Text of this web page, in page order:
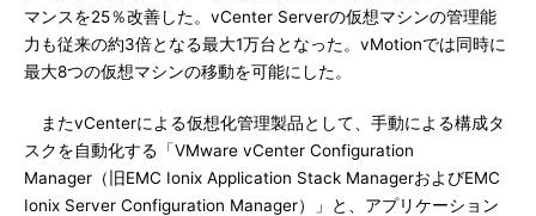
マンスを25％改善した。vCenter Serverの仮想マシンの管理能
力も従来の約3倍となる最大1万台となった。vMotionでは同時に
最大8つの仮想マシンの移動を可能にした。
またvCenterによる仮想化管理製品として、手動による構成タ
スクを自動化する「VMware vCenter Configuration
Manager（旧EMC Ionix Application Stack ManagerおよびEMC
Ionix Server Configuration Manager）」と、アプリケーション